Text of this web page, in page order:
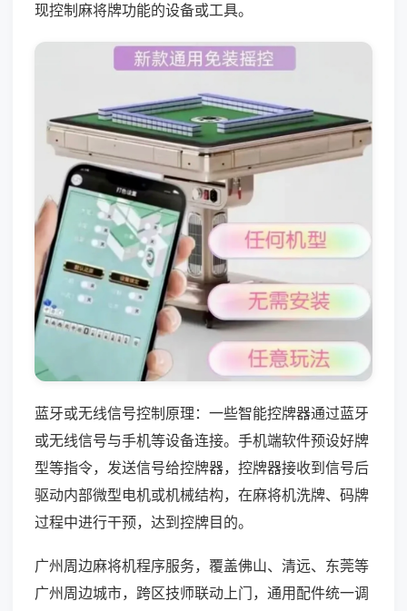
现控制麻将牌功能的设备或工具。
蓝牙或无线信号控制原理：一些智能控牌器通过蓝牙
或无线信号与手机等设备连接。手机端软件预设好牌
型等指令，发送信号给控牌器，控牌器接收到信号后
驱动内部微型电机或机械结构，在麻将机洗牌、码牌
过程中进行干预，达到控牌目的。
广州周边麻将机程序服务，覆盖佛山、清远、东莞等
广州周边城市，跨区技师联动上门，通用配件统一调